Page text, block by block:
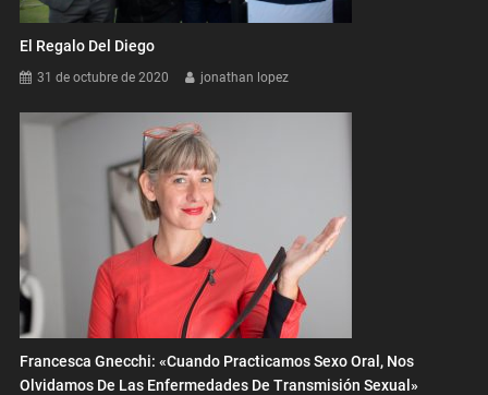
El Regalo Del Diego
31 de octubre de 2020 jonathan lopez
Francesca Gnecchi: «Cuando Practicamos Sexo Oral, Nos
Olvidamos De Las Enfermedades De Transmisión Sexual»